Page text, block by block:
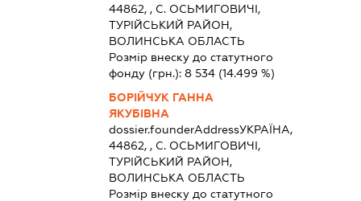
44862, , С. ОСЬМИГОВИЧІ,
ТУРІЙСЬКИЙ РАЙОН,
ВОЛИНСЬКА ОБЛАСТЬ
Розмір внеску до статутного
фонду (грн.): 8 534(14.499 %)
БОРІЙЧУК ГАННА
ЯКУБІВНА
dossier.founderAddressУКРАЇНА,
44862, , С. ОСЬМИГОВИЧІ,
ТУРІЙСЬКИЙ РАЙОН,
ВОЛИНСЬКА ОБЛАСТЬ
Розмір внеску до статутного